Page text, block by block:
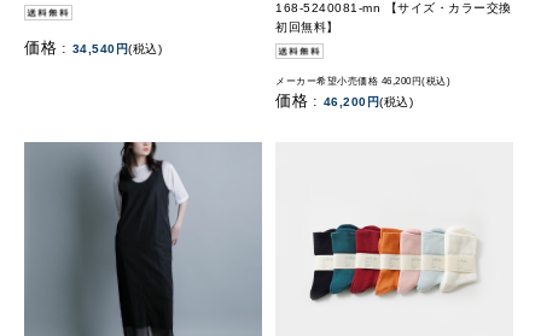
価格 : 34,540円(税込)
168-5240081-mn 【サイズ・カラー交換
初回無料】
メーカー希望小売価格 46,200円(税込)
価格 : 46,200円(税込)